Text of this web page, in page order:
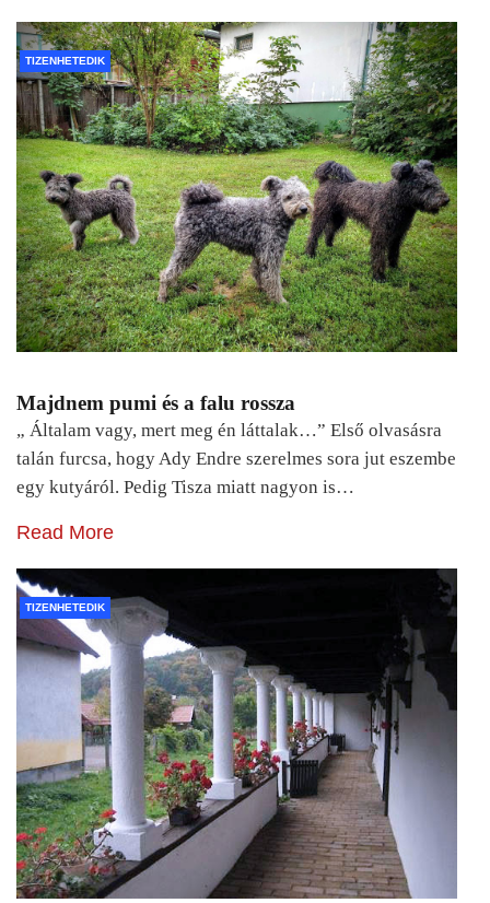
TIZENHETEDIK
Majdnem pumi és a falu rossza
„ Általam vagy, mert meg én láttalak…” Első olvasásra
talán furcsa, hogy Ady Endre szerelmes sora jut eszembe
egy kutyáról. Pedig Tisza miatt nagyon is…
Read More
TIZENHETEDIK